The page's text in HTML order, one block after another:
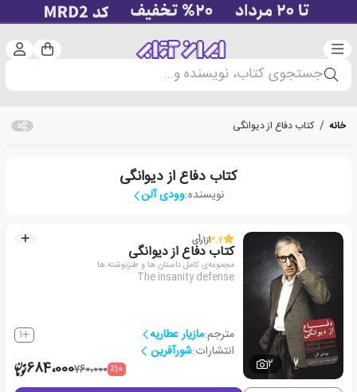
دسته‌بندی سبد
جستجوی کتاب، نویسنده و...
خانه / کتاب دفاع از دیوانگی
کتاب دفاع از دیوانگی
نویسنده:وودی آلن
2
3.7از1رأی
کتاب دفاع از دیوانگی
مجموعه‌ی کامل داستان ها و طنزنوشته ها
The insanity defense
مترجم:مازیار عطاریه 1
انتشارات:شورآفرین
٪10760،000684،000